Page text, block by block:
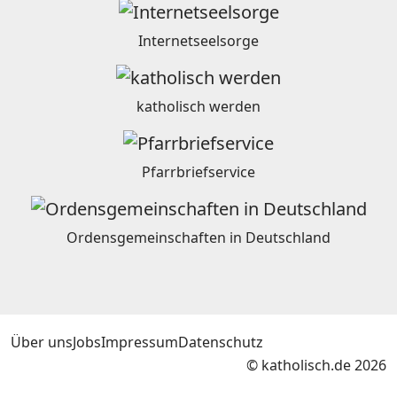
Internetseelsorge
katholisch werden
Pfarrbriefservice
Ordensgemeinschaften in Deutschland
Über unsJobsImpressumDatenschutz
© katholisch.de 2026